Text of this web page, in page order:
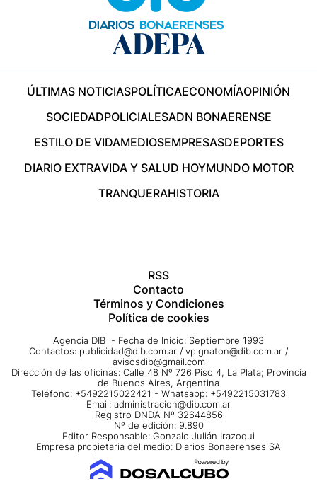
ÚLTIMAS NOTICIASPOLÍTICAECONOMÍAOPINIÓN
SOCIEDADPOLICIALESADN BONAERENSE
ESTILO DE VIDAMEDIOSEMPRESASDEPORTES
DIARIO EXTRAVIDA Y SALUD HOYMUNDO MOTOR
TRANQUERAHISTORIA
RSS
Contacto
Términos y Condiciones
Política de cookies
Agencia DIB - Fecha de Inicio: Septiembre 1993
Contactos: publicidad@dib.com.ar / vpignaton@dib.com.ar /
avisosdib@gmail.com
Dirección de las oficinas: Calle 48 Nº 726 Piso 4, La Plata; Provincia
de Buenos Aires, Argentina
Teléfono: +5492215022421 - Whatsapp: +5492215031783
Email: administracion@dib.com.ar
Registro DNDA Nº 32644856
Nº de edición: 9.890
Editor Responsable: Gonzalo Julián Irazoqui
Empresa propietaria del medio: Diarios Bonaerenses SA